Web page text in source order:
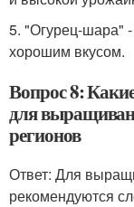
5. "Огурец-шара"
хорошим вкусом.
Вопрос 8:
для
регионов
Ответ: Для
рекомендуются